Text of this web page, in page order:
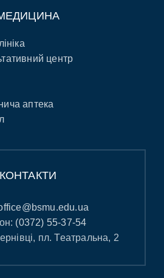
центр
аптека
КОНТАКТИ
(0372) 55-37-54
пл. Театральна, 2